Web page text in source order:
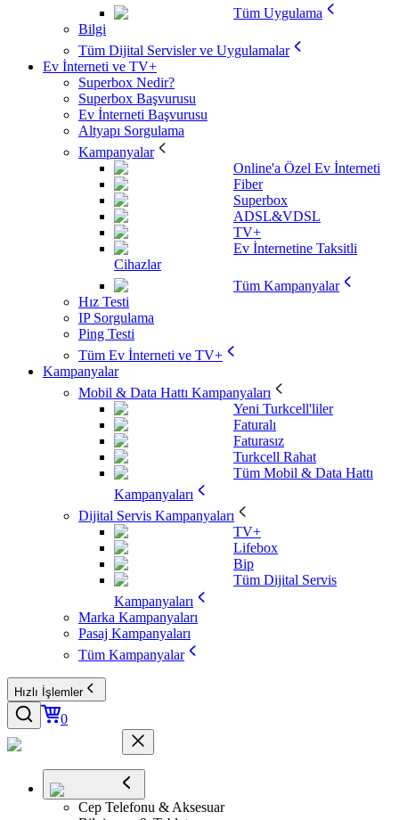
Tüm Uygulama
Bilgi
Tüm Dijital Servisler ve Uygulamalar
Ev İnterneti ve TV+
Superbox Nedir?
Superbox Başvurusu
Ev İnterneti Başvurusu
Altyapı Sorgulama
Kampanyalar
Online'a Özel Ev İnterneti
Fiber
Superbox
ADSL&VDSL
TV+
Ev İnternetine Taksitli
Cihazlar
Tüm Kampanyalar
Hız Testi
IP Sorgulama
Ping Testi
Tüm Ev İnterneti ve TV+
Kampanyalar
Mobil & Data Hattı Kampanyaları
Yeni Turkcell'liler
Faturalı
Faturasız
Turkcell Rahat
Tüm Mobil & Data Hattı
Kampanyaları
Dijital Servis Kampanyaları
TV+
Lifebox
Bip
Tüm Dijital Servis
Kampanyaları
Marka Kampanyaları
Pasaj Kampanyaları
Tüm Kampanyalar
Hızlı İşlemler
0
Cep Telefonu & Aksesuar